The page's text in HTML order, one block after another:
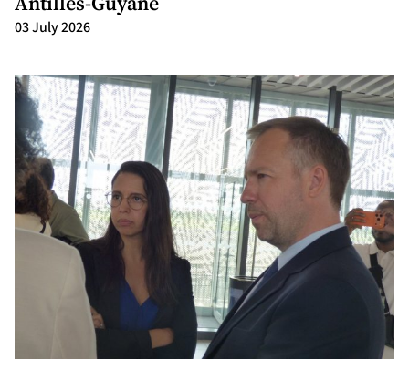
03 July 2026